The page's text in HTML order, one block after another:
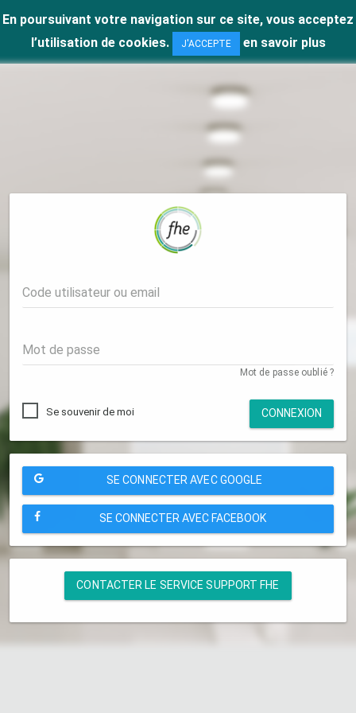
En poursuivant votre navigation sur ce site, vous acceptez
l’utilisation de cookies.
J'ACCEPTE en savoir plus
Code utilisateur ou email
Mot de passe
Mot de passe oublié ?
Se souvenir de moi CONNEXION
SE CONNECTER AVEC GOOGLE
SE CONNECTER AVEC FACEBOOK
CONTACTER LE SERVICE SUPPORT FHE